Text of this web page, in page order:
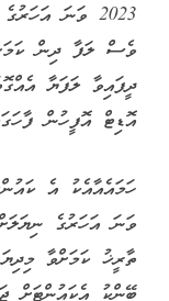
2023 ވަނަ
ވެސް ލަފާ ދިން
ދީފައިވާ ލަފަޔާ
އޮޑިޓް އޮފީހުން